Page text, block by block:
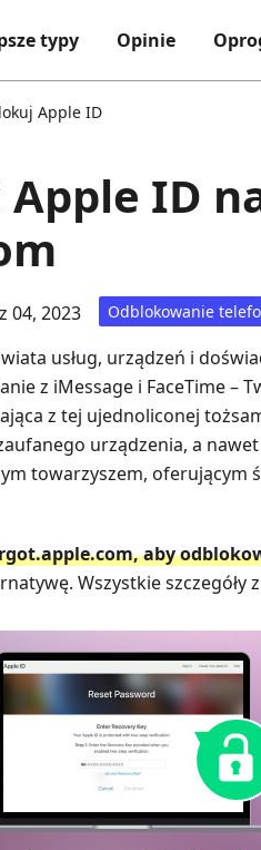
typy Opinie
Apple ID
ID
04, 2023 Odblokowanie
usług, urządzeń i
z iMessage i FaceTime –
z tej ujednoliconej
urządzenia, a
towarzyszem, oferującym
aby
Wszystkie szczegóły